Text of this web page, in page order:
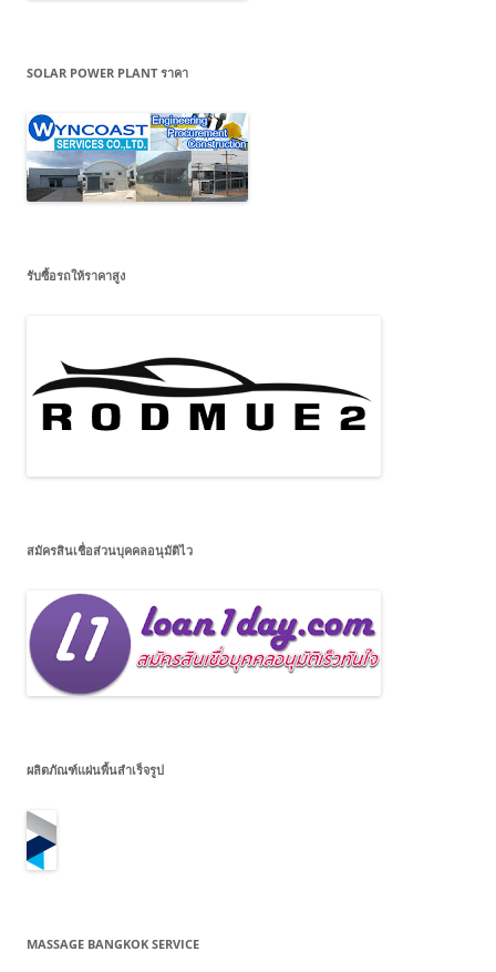
SOLAR POWER PLANT ราคา
รับซื้อรถให้ราคาสูง
สมัครสินเชื่อส่วนบุคคลอนุมัติไว
ผลิตภัณฑ์แผ่นพื้นสำเร็จรูป
MASSAGE BANGKOK SERVICE